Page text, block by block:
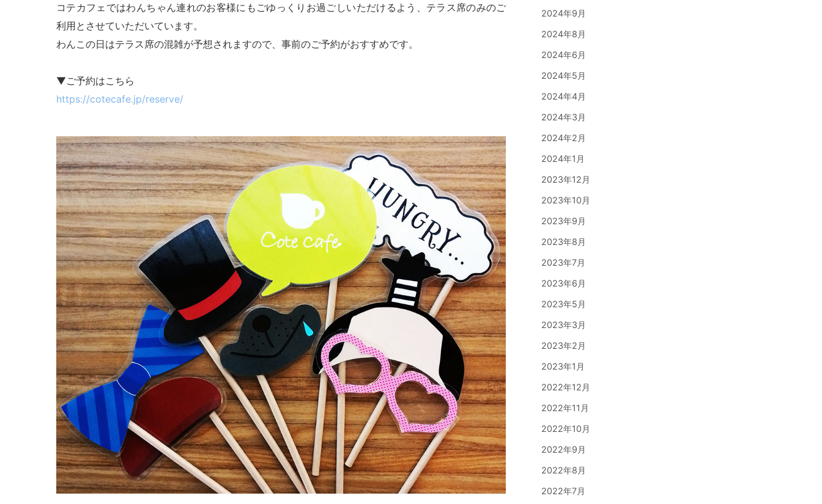
コテカフェではわんちゃん連れのお客様にもごゆっくりお過ごしいただけるよう、テラス席のみのご
利用とさせていただいています。
わんこの日はテラス席の混雑が予想されますので、事前のご予約がおすすめです。
▼ご予約はこちら
https://cotecafe.jp/reserve/
2024年9月
2024年8月
2024年6月
2024年5月
2024年4月
2024年3月
2024年2月
2024年1月
2023年12月
2023年10月
2023年9月
2023年8月
2023年7月
2023年6月
2023年5月
2023年3月
2023年2月
2023年1月
2022年12月
2022年11月
2022年10月
2022年9月
2022年8月
2022年7月